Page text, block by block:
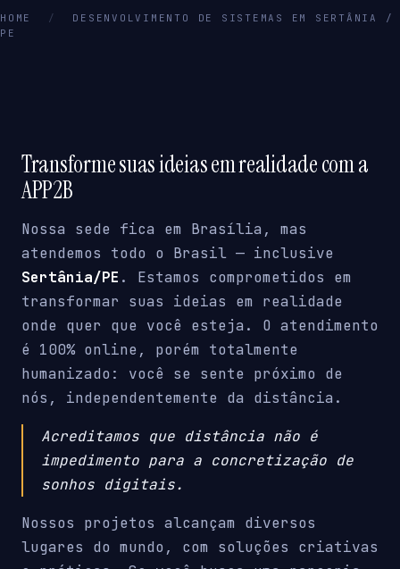
HOME /
DESENVOLVIMENTO DE SISTEMAS EM SERTÂNIA /
PE
Transforme suas ideias em realidade com a
APP2B
Nossa sede fica em Brasília, mas
atendemos todo o Brasil — inclusive
Sertânia/PE . Estamos comprometidos em
transformar suas ideias em realidade
onde quer que você esteja. O atendimento
é 100% online, porém totalmente
humanizado: você se sente próximo de
nós, independentemente da distância.
Acreditamos que distância não é
impedimento para a concretização de
sonhos digitais.
Nossos projetos alcançam diversos
lugares do mundo, com soluções criativas